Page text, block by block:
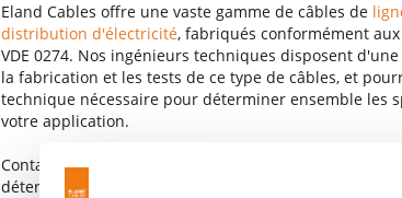
Eland Cables offre une vaste gamme de câbles de
distribution d'électricité, fabriqués conformément
VDE 0274. Nos ingénieurs techniques disposent
la fabrication et les tests de ce type de câbles, et
technique nécessaire pour déterminer ensemble les
votre application.
Contactez-nous pour nous indiquer vos exigences en
déterminer quels accessoires de câbles seront